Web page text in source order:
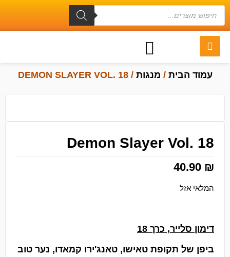
עמוד הבית / מנגות / DEMON SLAYER VOL. 18
Demon Slayer Vol. 18
40.90 ₪
המלאי אזל
דימון סלייר, כרך 18
ביפן של תקופת טאישו, טאנג'ירו קמאדו, נער טוב